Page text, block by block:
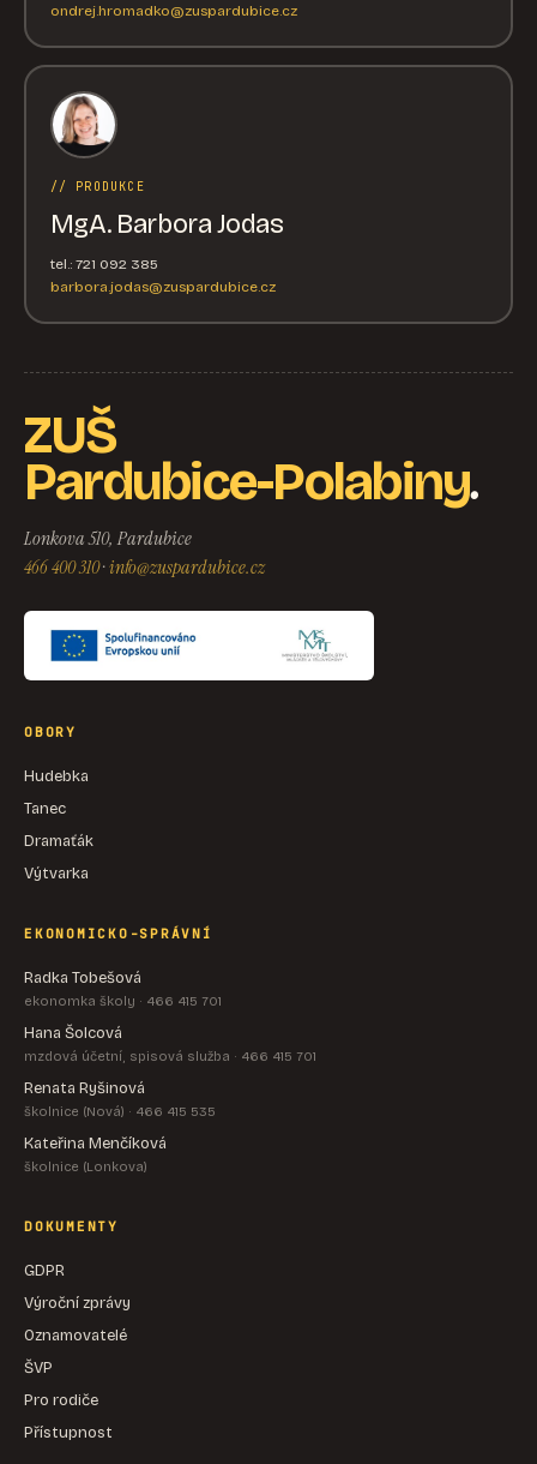
ondrej.hromadko@zuspardubice.cz
// PRODUKCE
MgA. Barbora Jodas
tel.: 721 092 385
barbora.jodas@zuspardubice.cz
ZUŠ
Pardubice-Polabiny.
Lonkova 510, Pardubice
466 400 310·info@zuspardubice.cz
OBORY
Hudebka
Tanec
Dramaťák
Výtvarka
EKONOMICKO-SPRÁVNÍ
Radka Tobešová
ekonomka školy · 466 415 701
Hana Šolcová
mzdová účetní, spisová služba · 466 415 701
Renata Ryšinová
školnice (Nová) · 466 415 535
Kateřina Menčíková
školnice (Lonkova)
DOKUMENTY
GDPR
Výroční zprávy
Oznamovatelé
ŠVP
Pro rodiče
Přístupnost